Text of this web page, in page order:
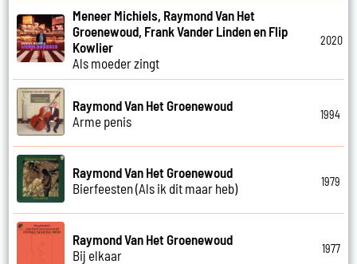
Meneer Michiels, Raymond Van Het
Groenewoud, Frank Vander Linden en Flip
Kowlier
Als moeder zingt
2020
Raymond Van Het Groenewoud
Arme penis
1994
Raymond Van Het Groenewoud
Bierfeesten (Als ik dit maar heb)
1979
Raymond Van Het Groenewoud
Bij elkaar
1977